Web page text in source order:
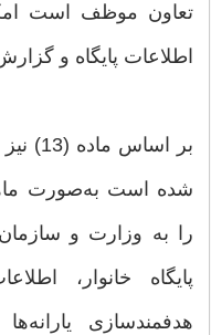
تعاون موظف است
اطلاعات پایگاه و
بر
شده است به‌صورت
را به وزارت و
پایگاه خانوار،
هدفمندسازی